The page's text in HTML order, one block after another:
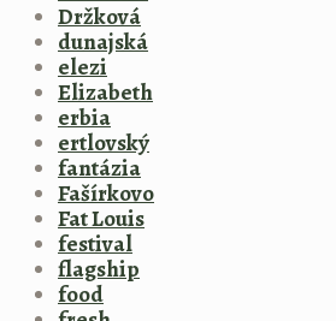
Držková
dunajská
elezi
Elizabeth
erbia
ertlovský
fantázia
Fašírkovo
Fat Louis
festival
flagship
food